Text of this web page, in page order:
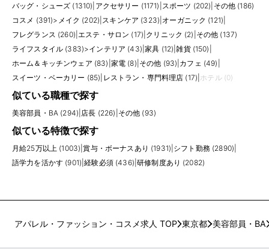
バッグ・シューズ (1310) アクセサリー (1171) スポーツ (202) その他 (186)
コスメ (391)> メイク (202) スキンケア (323) オーガニック (121)
フレグランス (260) エステ・サロン (17) クリニック (2) その他 (137)
ライフスタイル (383)>インテリア (43) |家具 (12) |雑貨 (150)
ホーム＆キッチンウェア (83) 家電 (8) その他 (93) カフェ (49)
スイーツ・ベーカリー (85) レストラン・専門料理店 (17) ホテル (0)
似ている職種で探す
美容部員・BA (294) 店長 (226) その他 (93)
似ている特徴で探す
月給25万以上 (1003) |賞与・ボーナスあり (1931) シフト勤務 (2890)
語学力を活かす (901) |経験必須 (436) |研修制度あり (2082)
アパレル・ファッション・コスメ求人 TOP 東京都 美容部員・BA